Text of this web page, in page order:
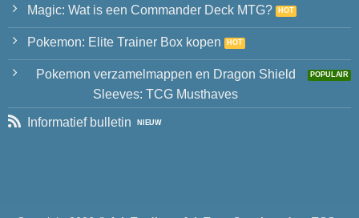
Magic: Wat is een Commander Deck MTG?
Pokemon: Elite Trainer Box kopen
Pokemon verzamelmappen en Dragon Shield
Sleeves: TCG Musthaves
Informatief bulletin